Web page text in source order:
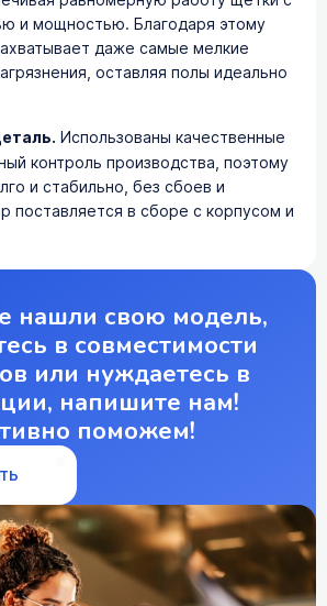
и мощностью. Благодаря этому
даже самые мелкие
оставляя полы идеально
Использованы качественные
контроль производства, поэтому
и стабильно, без сбоев и
поставляется в сборе с корпусом и
нашли свою модель,
в совместимости
или нуждаетесь в
напишите нам!
поможем!